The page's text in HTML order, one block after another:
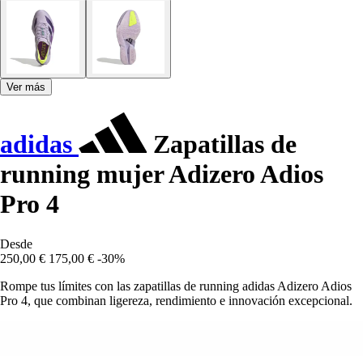
Ver más
adidas
Zapatillas de
running mujer Adizero Adios
Pro 4
Desde
250,00 € 175,00 € -30%
Rompe tus límites con las zapatillas de running adidas Adizero Adios
Pro 4, que combinan ligereza, rendimiento e innovación excepcional.